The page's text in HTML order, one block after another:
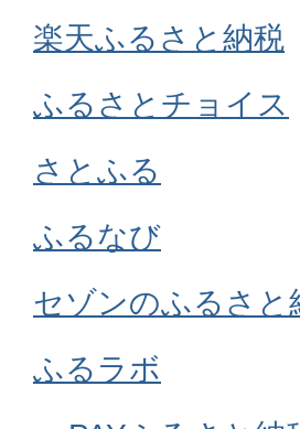
楽天ふるさと納税
ふるさとチョイス
さとふる
ふるなび
セゾンのふるさと
ふるラボ